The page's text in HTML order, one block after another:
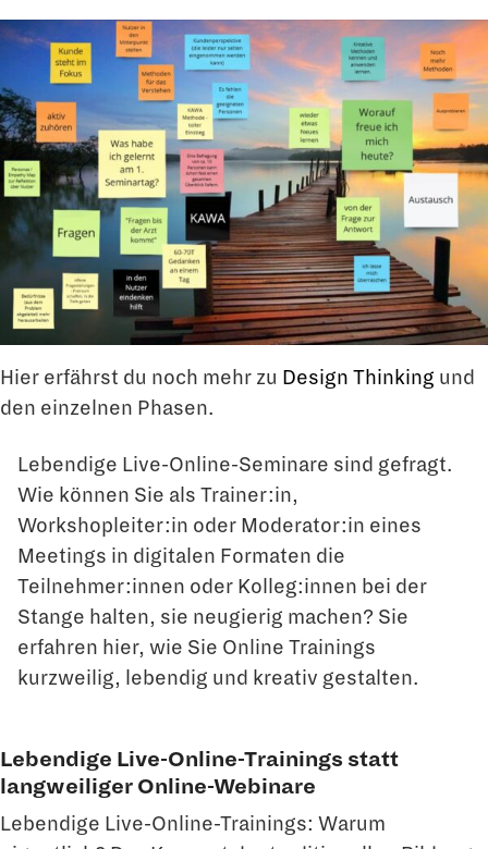
Hier erfährst du noch mehr zu Design Thinking und
den einzelnen Phasen.
Lebendige Live-Online-Seminare sind gefragt.
Wie können Sie als Trainer:in,
Workshopleiter:in oder Moderator:in eines
Meetings in digitalen Formaten die
Teilnehmer:innen oder Kolleg:innen bei der
Stange halten, sie neugierig machen? Sie
erfahren hier, wie Sie Online Trainings
kurzweilig, lebendig und kreativ gestalten.
Lebendige Live-Online-Trainings statt
langweiliger Online-Webinare
Lebendige Live-Online-Trainings: Warum